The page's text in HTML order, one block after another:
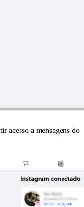
acesso a mensagens do